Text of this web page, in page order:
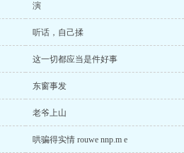
演
听话，自己揉
这一切都应当是件好事
东窗事发
老爷上山
哄骗得实情 rouwe nnp.m e